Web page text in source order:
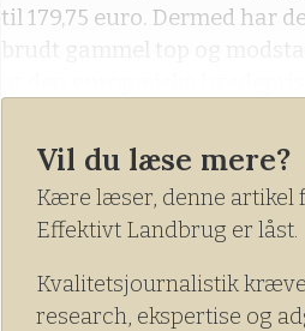
til 179,75 euro. Dermed har
brudt gammel top og
ved toppe fra 2015 i 206
for danske landmænd i
Vil du læse mere?
Kære læser, denne artikel
Effektivt Landbrug er låst.
Kvalitetsjournalistik
research, ekspertise og